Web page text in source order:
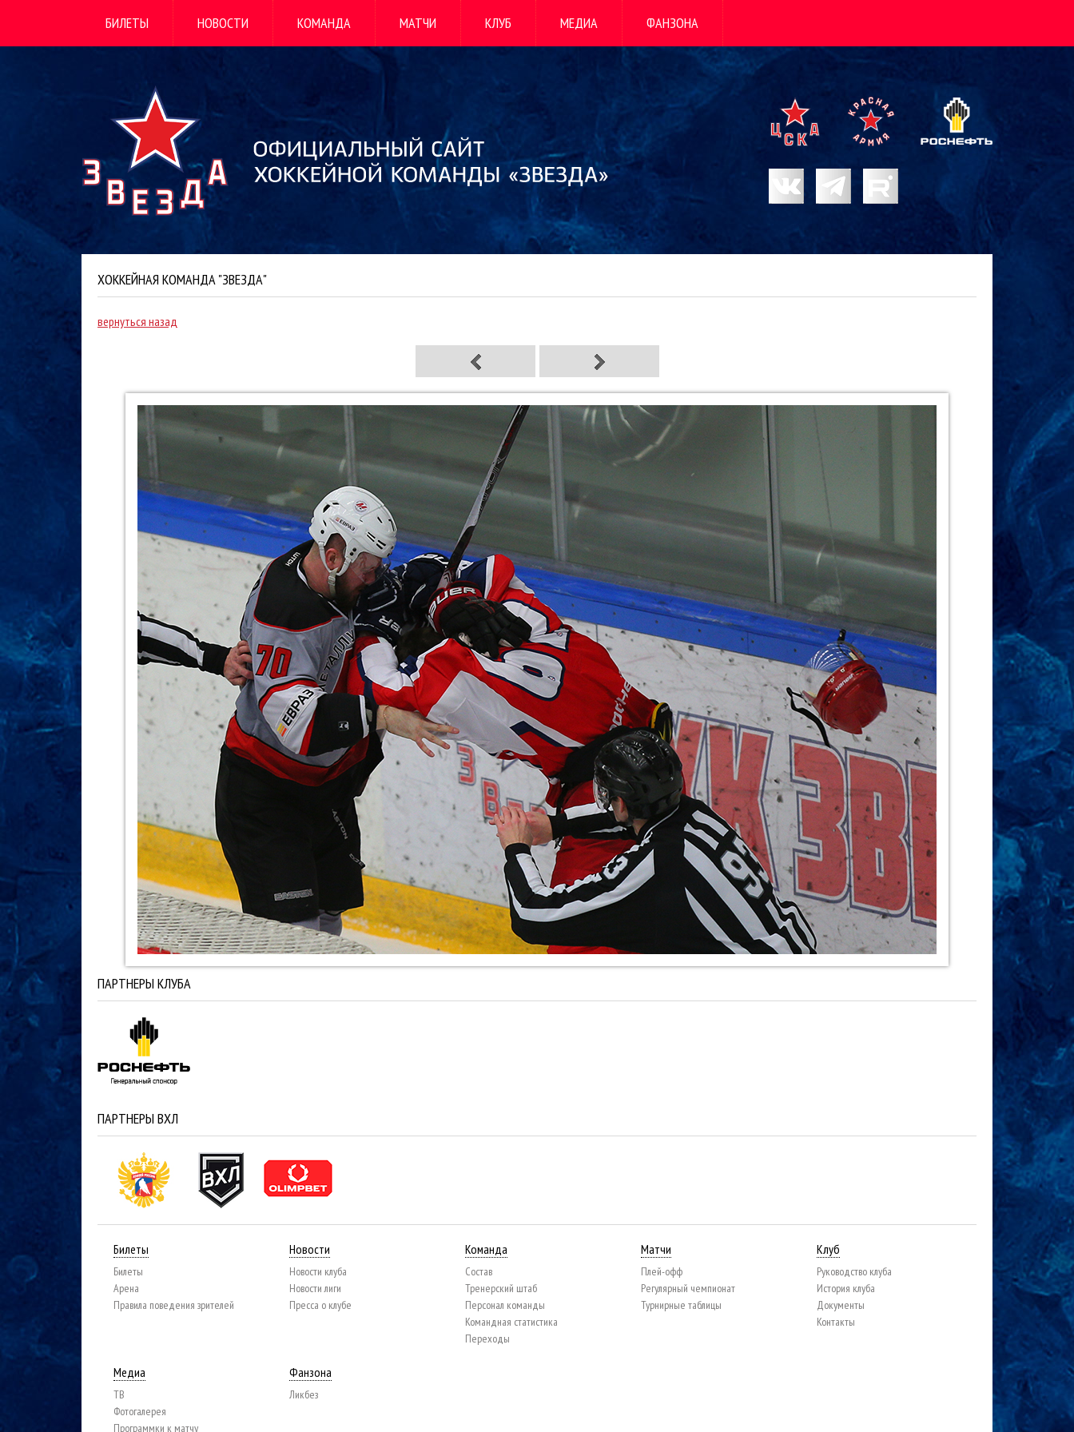
БИЛЕТЫ НОВОСТИ КОМАНДА МАТЧИ КЛУБ МЕДИА ФАНЗОНА
ХОККЕЙНАЯ КОМАНДА "ЗВЕЗДА"
вернуться назад
ПАРТНЕРЫ КЛУБА
ПАРТНЕРЫ ВХЛ
Билеты
Билеты
Арена
Правила поведения зрителей
Новости
Новости клуба
Новости лиги
Пресса о клубе
Команда
Состав
Тренерский штаб
Персонал команды
Командная статистика
Переходы
Матчи
Плей-офф
Регулярный чемпионат
Турнирные таблицы
Клуб
Руководство клуба
История клуба
Документы
Контакты
Медиа
ТВ
Фотогалерея
Программки к матчу
Фанзона
Ликбез